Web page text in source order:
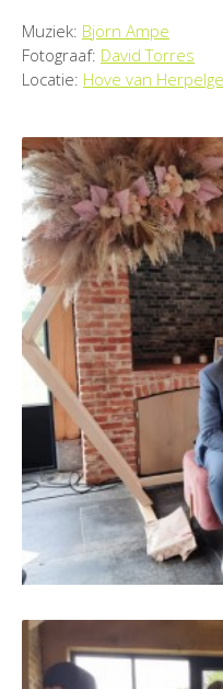
Muziek: Björn Ampe
Fotograaf: David Torres
Locatie: Hove van